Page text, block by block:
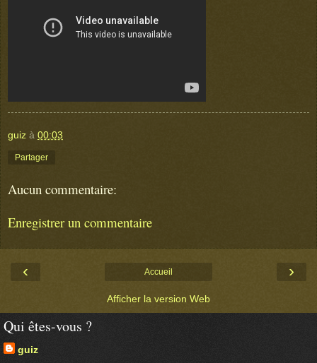
guiz à 00:03
Partager
Aucun commentaire:
Enregistrer un commentaire
‹ ›
Accueil
Afficher la version Web
Qui êtes-vous ?
guiz